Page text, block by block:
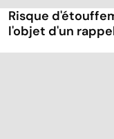
Risque
l'objet d'un